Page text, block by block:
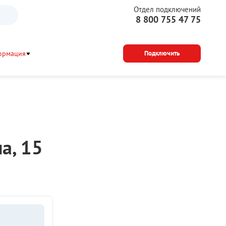
Отдел подключений
8 800 755 47 75
Подключить
15